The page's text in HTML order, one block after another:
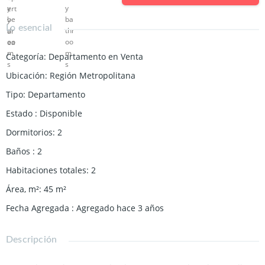
Lo esencial
Categoría: Departamento en Venta
Ubicación: Región Metropolitana
Tipo: Departamento
Estado : Disponible
Dormitorios: 2
Baños : 2
Habitaciones totales: 2
Área, m²: 45 m²
Fecha Agregada : Agregado hace 3 años
Descripción